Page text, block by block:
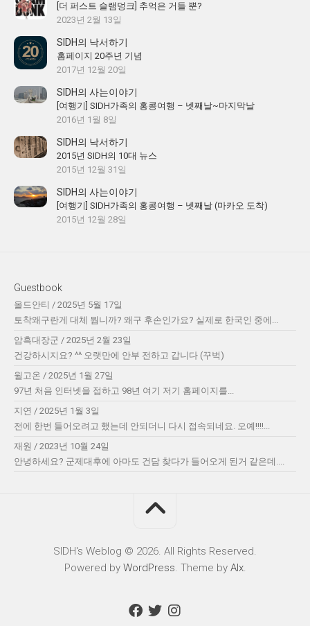
[더 퍼스트 슬램덩크] 추억은 거들 뿐?
2023년 2월 13일
SIDH의 낙서하기
홈페이지 20주년 기념
2017년 12월 20일
SIDH의 사는이야기
[여행기] SIDH가족의 홍콩여행 – 넷째날~마지막날
2016년 1월 8일
SIDH의 낙서하기
2015년 SIDH의 10대 뉴스
2015년 12월 31일
SIDH의 사는이야기
[여행기] SIDH가족의 홍콩여행 – 넷째날 (마카오 도착)
2015년 12월 28일
Guestbook
올드안티 / 2025년 5월 17일
토착왜구란게 대체 뭡니까? 왜구 후손인가요? 실제로 한국인 중에...
암흑대장군 / 2025년 2월 23일
건강하시지요? ^^ 오랫만에 안부 전하고 갑니다 (꾸벅)
윌고온 / 2025년 1월 27일
97년 처음 인터넷을 접하고 98년 여기 저기 홈페이지를...
지연 / 2025년 1월 3일
전에 한번 들어오려고 했는데 안되더니 다시 접속되네요. 오예!!!!...
재원 / 2023년 10월 24일
안녕하세요? 군제대후에 아마도 건담 찾다가 들어오게 된거 같은데....
SIDH′s Weblog © 2026. All Rights Reserved.
Powered by WordPress. Theme by Alx.